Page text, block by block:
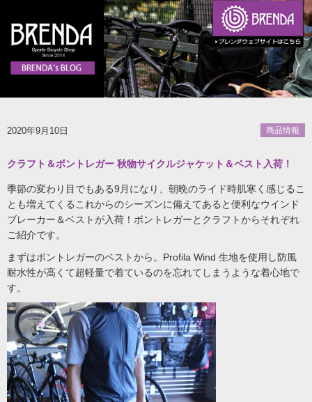
2020年9月10日 商品情報
クラフト＆ボントレガー 秋物サイクルジャケット＆ベスト入荷！
季節の変わり目でもある9月になり、朝晩のライド時肌寒く感じるこ
とも増えてくるこれからのシーズンに備えてあると便利なウインド
ブレーカー＆ベストが入荷！ボントレガーとクラフトからそれぞれ
ご紹介です。
まずはボントレガーのベストから。Profila Wind 生地を使用し防風
耐水性が高くて超軽量で着ているのを忘れてしまうような着心地で
す。